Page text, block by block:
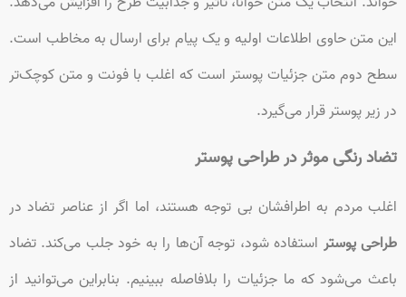
این متن حاوی اطلاعات اولیه و یک پیام برای ارسال به مخاطب است.
سطح دوم متن جزئیات پوستر است که اغلب با فونت و متن کوچک‌تر
در زیر پوستر قرار می‌گیرد.
تضاد رنگی موثر در طراحی پوستر
اغلب مردم به اطرافشان بی توجه هستند، اما اگر از عناصر تضاد در
طراحی پوستر استفاده شود، توجه آن‌ها را به خود جلب می‌کند. تضاد
باعث می‌شود که ما جزئیات را بلافاصله ببینیم. بنابراین می‌توانید از